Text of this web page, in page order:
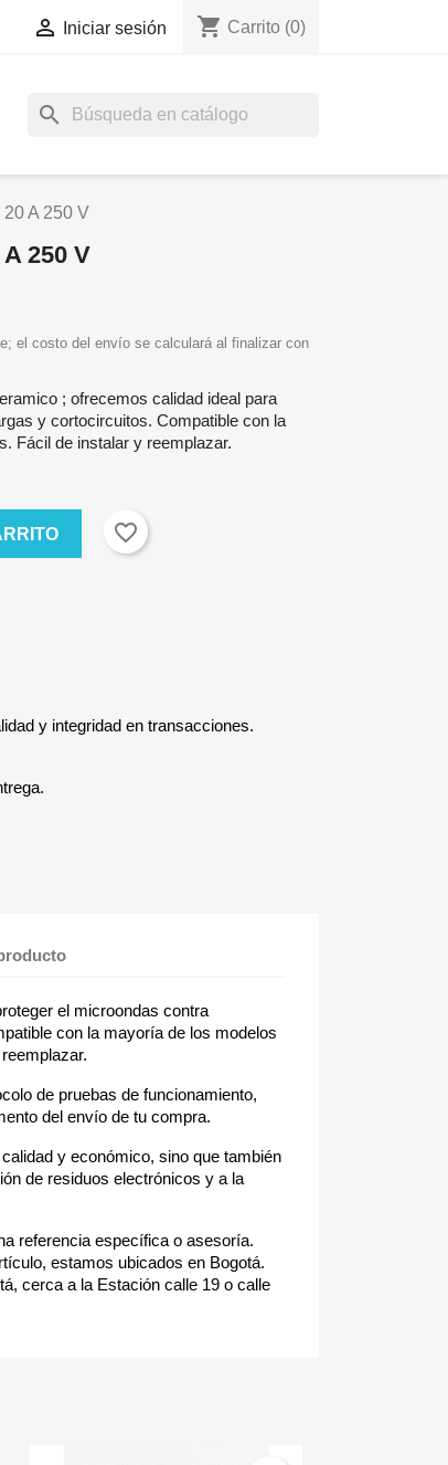
 Iniciar sesión shopping_cart Carrito (0)
search
A 250 V
250 V
el costo del envío se calculará al finalizar con
; ofrecemos calidad ideal para
y cortocircuitos. Compatible con la
Fácil de instalar y reemplazar.
favorite_border
y integridad en transacciones.
el microondas contra
con la mayoría de los modelos
de pruebas de funcionamiento,
del envío de tu compra.
y económico, sino que también
de residuos electrónicos y a la
referencia específica o asesoría.
estamos ubicados en Bogotá.
cerca a la Estación calle 19 o calle